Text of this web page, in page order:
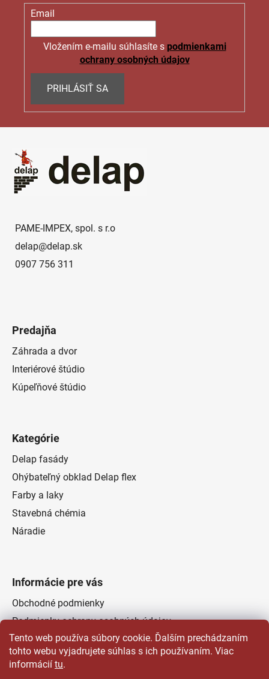
Tento web používa súbory cookie. Ďalším prechádzaním
tohto webu vyjadrujete súhlas s ich používaním. Viac
informácií tu.
Email
Vložením e-mailu súhlasíte s podmienkami
ochrany osobných údajov
PRIHLÁSIŤ SA
PAME-IMPEX, spol. s r.o
delap@delap.sk
0907 756 311
Predajňa
Záhrada a dvor
Interiérové štúdio
Kúpeľňové štúdio
Kategórie
Delap fasády
Ohýbateľný obklad Delap flex
Farby a laky
Stavebná chémia
Náradie
Informácie pre vás
Obchodné podmienky
Podmienky ochrany osobných údajov
Odstúpenie od zmluvy
Kontakty